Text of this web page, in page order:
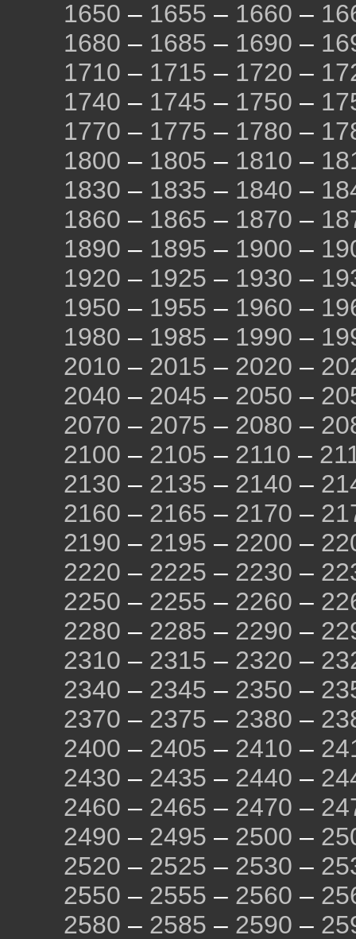
1650 – 1655 – 1660 –
1680 – 1685 – 1690 –
1710 – 1715 – 1720 –
1740 – 1745 – 1750 –
1770 – 1775 – 1780 –
1800 – 1805 – 1810 –
1830 – 1835 – 1840 –
1860 – 1865 – 1870 –
1890 – 1895 – 1900 –
1920 – 1925 – 1930 –
1950 – 1955 – 1960 –
1980 – 1985 – 1990 –
2010 – 2015 – 2020 –
2040 – 2045 – 2050 –
2070 – 2075 – 2080 –
2100 – 2105 – 2110 –
2130 – 2135 – 2140 –
2160 – 2165 – 2170 –
2190 – 2195 – 2200 –
2220 – 2225 – 2230 –
2250 – 2255 – 2260 –
2280 – 2285 – 2290 –
2310 – 2315 – 2320 –
2340 – 2345 – 2350 –
2370 – 2375 – 2380 –
2400 – 2405 – 2410 –
2430 – 2435 – 2440 –
2460 – 2465 – 2470 –
2490 – 2495 – 2500 –
2520 – 2525 – 2530 –
2550 – 2555 – 2560 –
2580 – 2585 – 2590 –